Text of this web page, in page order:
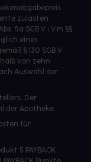
zulasten
5a SGB V i.V.m §§
eines
§ 130 SGB V
von zehn
Auswahl der
Der
der Apotheke.
für
5 PAYBACK